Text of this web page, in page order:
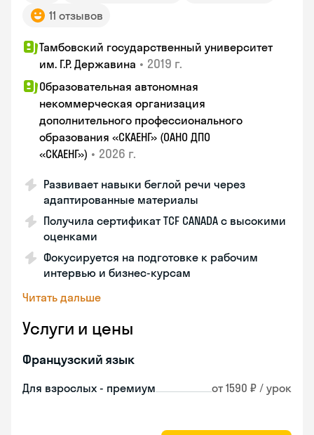
11 отзывов
Тамбовский государственный университет
им. Г.Р. Державина • 2019 г.
Образовательная автономная
некоммерческая организация
дополнительного профессионального
образования «СКАЕНГ» (ОАНО ДПО
«СКАЕНГ») • 2026 г.
Развивает навыки беглой речи через
адаптированные материалы
Получила сертификат TCF CANADA с высокими
оценками
Фокусируется на подготовке к рабочим
интервью и бизнес-курсам
Читать дальше
Услуги и цены
Французский язык
Для взрослых - премиум от 1590 ₽ / урок